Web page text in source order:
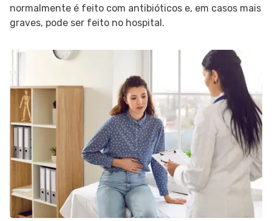
normalmente é feito com antibióticos e, em casos mais
graves, pode ser feito no hospital.